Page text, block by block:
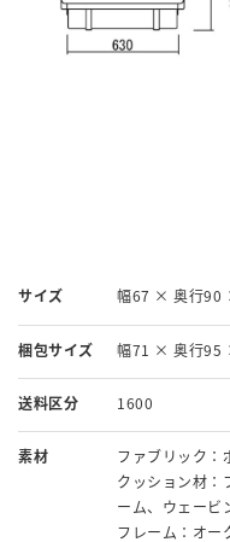
サイズ 幅67 × 奥行90
梱包サイズ 幅71 × 奥行95
送料区分 1600
素材
ファブリック：
クッション材：
ーム、ウェービ
フレーム：オー